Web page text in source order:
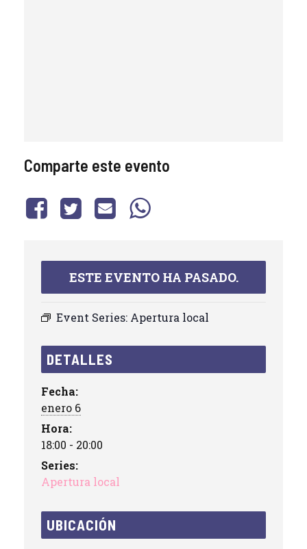
Comparte este evento
ESTE EVENTO HA PASADO.
Event Series: Apertura local
DETALLES
Fecha:
enero 6
Hora:
18:00 - 20:00
Series:
Apertura local
UBICACIÓN